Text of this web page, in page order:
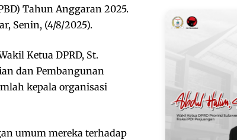
Tahun Anggaran 2025.
Senin, (4/8/2025).
Ketua DPRD, St.
dan Pembangunan
kepala organisasi
umum mereka terhadap